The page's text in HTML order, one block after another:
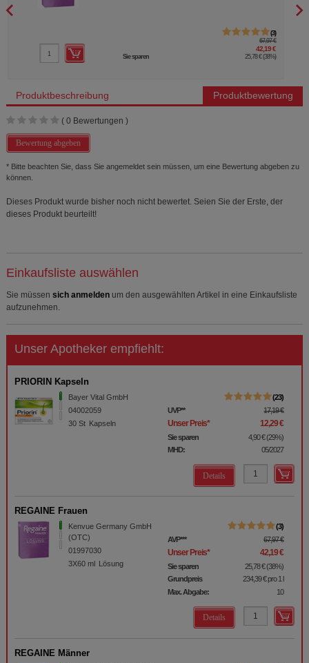
3
67,97 €
42,19 €
Sie sparen 25,78 € (38%)
Produktbeschreibung Produktbewertung
( 0 Bewertungen )
Bewertung abgeben
* Bitte beachten Sie, dass Sie angemeldet sein müssen, um eine Bewertung abgeben zu
können.
Dieses Produkt wurde bisher noch nicht bewertet. Seien Sie der Erste, der
dieses Produkt beurteilt!
Einkaufsliste auswählen
Sie müssen sich anmelden um den ausgewählten Artikel in eine Einkaufsliste
aufzunehmen.
Unser Apotheker empfiehlt:
PRIORIN Kapseln
Bayer Vital GmbH
04002059
30St Kapseln
23
UVP** 17,19 €
Unser Preis* 12,29 €
Sie sparen 4,90 €(29%)
MHD:
05/2027
Details
REGAINE Frauen
Kenvue Germany GmbH
(OTC)
01997030
3X60 ml Lösung
3
AVP*** 67,97 €
Unser Preis* 42,19 €
Sie sparen 25,78 €(38%)
Grundpreis
234,39 €pro 1 l
Max. Abgabe:
10
Details
REGAINE Männer